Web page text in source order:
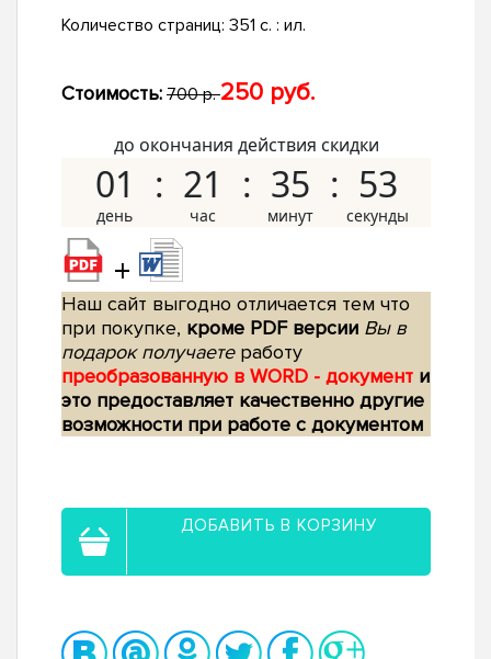
Количество страниц: 351 с. : ил.
Стоимость: 700 р.250 руб.
до окончания действия скидки
01 21 35 52
+
Наш сайт выгодно отличается тем что
при покупке, кроме PDF версии Вы в
подарок получаетеработу
преобразованную в WORD - документ и
это предоставляет качественно другие
возможности при работе с документом
ДОБАВИТЬ В КОРЗИНУ